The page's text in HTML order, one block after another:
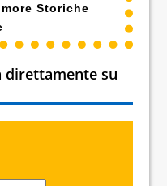
Storiche
direttamente su